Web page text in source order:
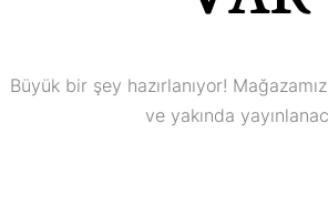
Büyük bir şey hazırlanıyor!
ve yakında